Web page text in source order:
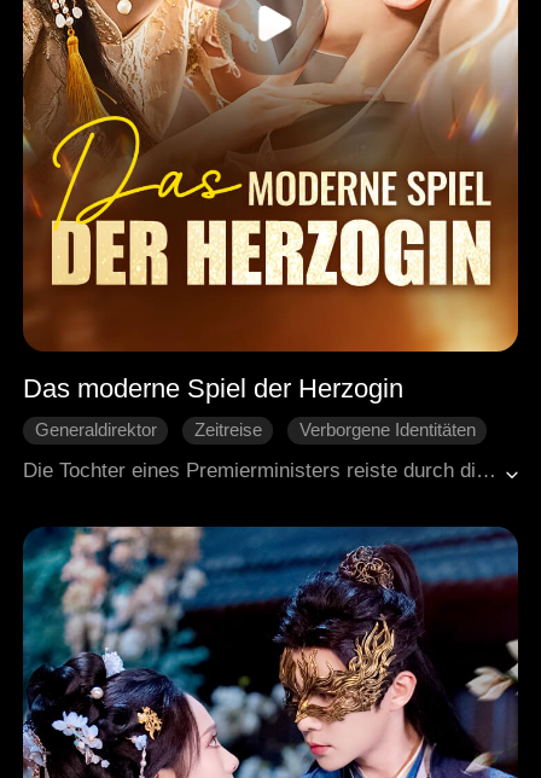
Das moderne Spiel der Herzogin
Generaldirektor Zeitreise
Verborgene Identitäten
Die Tochter eines Premierministers reiste durch die Zeit und wurde zum verstoßenen Kind einer einst wohlhabenden Familie, von ihrer Stiefmutter verstoßen. Zwei Jahre später wurde Cathy von ihrer Familie zurückgerufen, die hinter der Heirat eigene Pläne verfolgte. Nun eine weltweit anerkannte Künstlerin in der alten Stickkunst, beschloss sie, ihre Identität zu verbergen und zu ihrer Familie zurückzukehren. Sie plante, die Verlobung als Sprungbrett zu nutzen, um strategisch das Erbe ihrer Familie zurückzuerobern. Doch während sie ihren Weg zur Wiederherstellung des Familienvermögens ging, stellte Cathy fest, dass ihr Plan, die Verlobung zu lösen, eine unerwartete Wendung genommen hatte. Ihr Verlobter Stefan zeigte ihr echte Zuneigung, die sie tief bewegte. Am Ende erreichte Cathy nicht nur ihre Ziele, sondern fand auch eine wunderschöne Liebe in dieser neuen Ära.